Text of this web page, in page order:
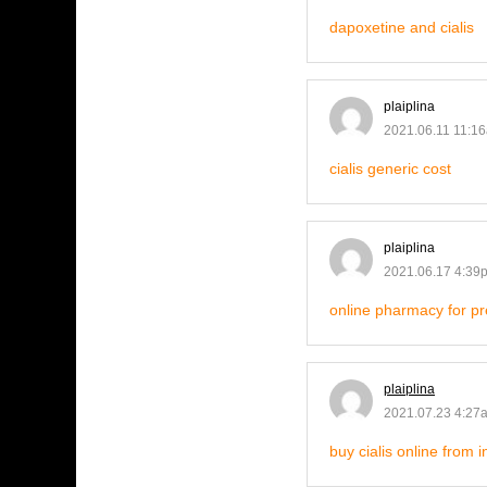
dapoxetine and cialis
plaiplina
2021.06.11
cialis generic cost
plaiplina
2021.06.17
online pharmacy for
plaiplina
2021.07.23
buy cialis online from